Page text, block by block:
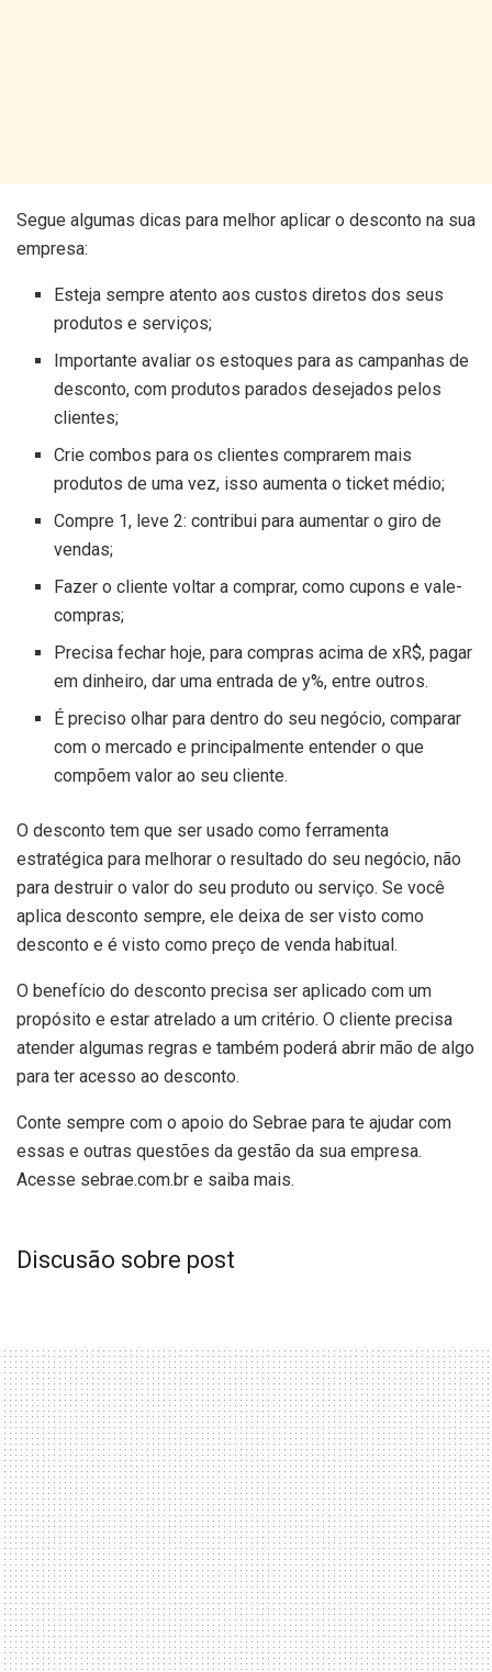
Segue algumas dicas para melhor aplicar o desconto na sua
empresa:
Esteja sempre atento aos custos diretos dos seus
produtos e serviços;
Importante avaliar os estoques para as campanhas de
desconto, com produtos parados desejados pelos
clientes;
Crie combos para os clientes comprarem mais
produtos de uma vez, isso aumenta o ticket médio;
Compre 1, leve 2: contribui para aumentar o giro de
vendas;
Fazer o cliente voltar a comprar, como cupons e vale-
compras;
Precisa fechar hoje, para compras acima de xR$, pagar
em dinheiro, dar uma entrada de y%, entre outros.
É preciso olhar para dentro do seu negócio, comparar
com o mercado e principalmente entender o que
compõem valor ao seu cliente.
O desconto tem que ser usado como ferramenta
estratégica para melhorar o resultado do seu negócio, não
para destruir o valor do seu produto ou serviço. Se você
aplica desconto sempre, ele deixa de ser visto como
desconto e é visto como preço de venda habitual.
O benefício do desconto precisa ser aplicado com um
propósito e estar atrelado a um critério. O cliente precisa
atender algumas regras e também poderá abrir mão de algo
para ter acesso ao desconto.
Conte sempre com o apoio do Sebrae para te ajudar com
essas e outras questões da gestão da sua empresa.
Acesse sebrae.com.br e saiba mais.
Discusão sobre post